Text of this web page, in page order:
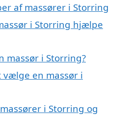
af massører i Storring
i Storring hjælpe
massør i Storring?
vælge en massør i
i Storring og